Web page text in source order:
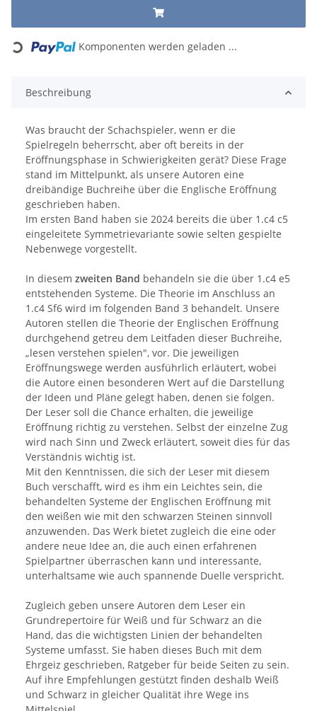
Loading... Komponenten werden geladen ...
Beschreibung
Was braucht der Schachspieler, wenn er die
Spielregeln beherrscht, aber oft bereits in der
Eröffnungsphase in Schwierigkeiten gerät? Diese Frage
stand im Mittelpunkt, als unsere Autoren eine
dreibändige Buchreihe über die Englische Eröffnung
geschrieben haben.
Im ersten Band haben sie 2024 bereits die über 1.c4 c5
eingeleitete Symmetrievariante sowie selten gespielte
Nebenwege vorgestellt.
In diesem zweiten Band behandeln sie die über 1.c4 e5
entstehenden Systeme. Die Theorie im Anschluss an
1.c4 Sf6 wird im folgenden Band 3 behandelt. Unsere
Autoren stellen die Theorie der Englischen Eröffnung
durchgehend getreu dem Leitfaden dieser Buchreihe,
„lesen verstehen spielen", vor. Die jeweiligen
Eröffnungswege werden ausführlich erläutert, wobei
die Autore einen besonderen Wert auf die Darstellung
der Ideen und Pläne gelegt haben, denen sie folgen.
Der Leser soll die Chance erhalten, die jeweilige
Eröffnung richtig zu verstehen. Selbst der einzelne Zug
wird nach Sinn und Zweck erläutert, soweit dies für das
Verständnis wichtig ist.
Mit den Kenntnissen, die sich der Leser mit diesem
Buch verschafft, wird es ihm ein Leichtes sein, die
behandelten Systeme der Englischen Eröffnung mit
den weißen wie mit den schwarzen Steinen sinnvoll
anzuwenden. Das Werk bietet zugleich die eine oder
andere neue Idee an, die auch einen erfahrenen
Spielpartner überraschen kann und interessante,
unterhaltsame wie auch spannende Duelle verspricht.
Zugleich geben unsere Autoren dem Leser ein
Grundrepertoire für Weiß und für Schwarz an die
Hand, das die wichtigsten Linien der behandelten
Systeme umfasst. Sie haben dieses Buch mit dem
Ehrgeiz geschrieben, Ratgeber für beide Seiten zu sein.
Auf ihre Empfehlungen gestützt finden deshalb Weiß
und Schwarz in gleicher Qualität ihre Wege ins